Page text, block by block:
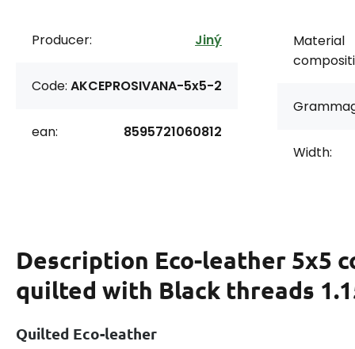
Producer: Jiný
Code: AKCEPROSIVANA-5x5-2
ean: 8595721060812
Material
Width:
Description Eco-leather 5x5
quilted with Black threads
Quilted Eco-leather